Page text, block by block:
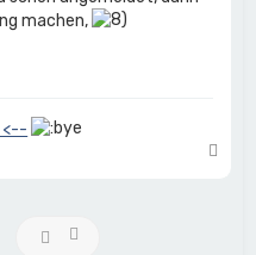
machen,
<--